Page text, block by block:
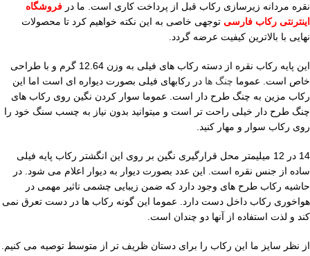
نقره مردانه زیرسازی رکاب قبل از پرداخت کاری است. ما در فروشگاه
اینترنتی رکاب فارسی توجهی خاصی به این نکته خواهیم کرد تا محصولات
نهایی با بالاترین کیفیت عرضه گردد.
این پایه رکاب نقره از دسته رکاب های فیلی به وزن 12.64 گرم و با طراحی
خاص است. عموما چنگ ها در رکابهای فیلی بصورت دیواره ای است اما این
رکاب مزین به چنگ طرح دار است. عموما سوار کردن نگین روی رکاب های
چنگ طرح دار خیلی راحت تر است و میتوانید بدون نیاز به چسب سنگ خود را
روی رکاب سوار و مهار کنید.
14 در 12 میلیمتر محل قرارگیری نگین بر روی این انگشتر رکاب پایه فیلی
ساده از جنس نقره است. این عدد بصورت دیوار به دیوار اعلام می شود. در
حاشیه رکاب طرح های وجود دارد که ضمن زیبایی چشمی تاثیر مهمی در
هواخوری رکاب داخل دست دارد. عموما این گونه رکاب ها در دست تعرق نمی
کند و لذت استفاده از آنها دو چندان است.
از نظر سایز ما این رکاب را برای دستان ظریف تر از متوسط توصیه می کنیم.